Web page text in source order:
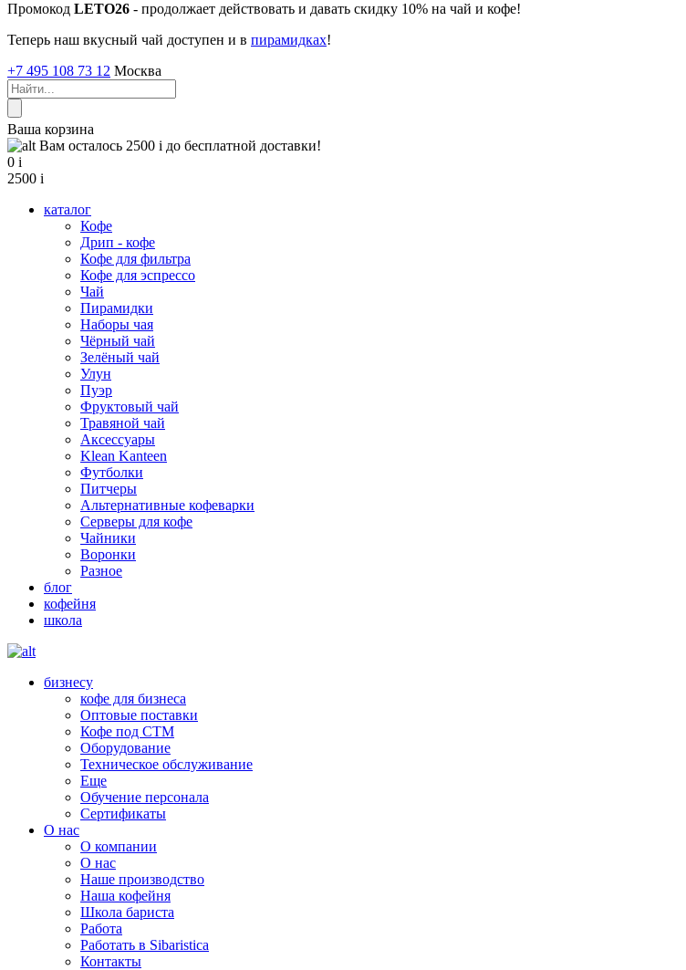
Промокод LETO26 - продолжает действовать и давать скидку 10% на чай и кофе!
Теперь наш вкусный чай доступен и в пирамидках!
+7 495 108 73 12 Москва
Ваша корзина
Вам осталось 2500 i до бесплатной доставки!
0 i
2500 i
каталог
Кофе
Дрип - кофе
Кофе для фильтра
Кофе для эспрессо
Чай
Пирамидки
Наборы чая
Чёрный чай
Зелёный чай
Улун
Пуэр
Фруктовый чай
Травяной чай
Аксессуары
Klean Kanteen
Футболки
Питчеры
Альтернативные кофеварки
Серверы для кофе
Чайники
Воронки
Разное
блог
кофейня
школа
бизнесу
кофе для бизнеса
Оптовые поставки
Кофе под СТМ
Оборудование
Техническое обслуживание
Еще
Обучение персонала
Сертификаты
О нас
O компании
О нас
Наше производство
Наша кофейня
Школа бариста
Работа
Работать в Sibaristica
Контакты